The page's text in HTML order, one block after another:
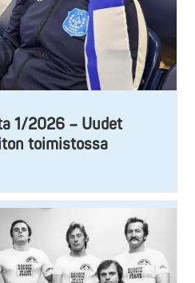
1/2026 – Uudet
toimistossa